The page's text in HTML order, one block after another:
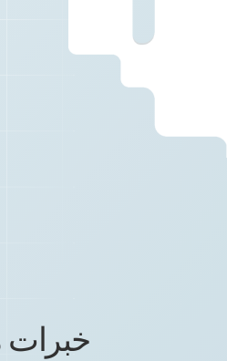
خبرات
اختر اهتمامك